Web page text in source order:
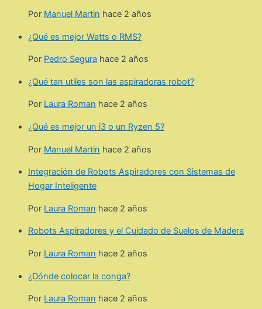
Por Manuel Martin hace 2 años
¿Qué es mejor Watts o RMS?
Por Pedro Segura hace 2 años
¿Qué tan utiles son las aspiradoras robot?
Por Laura Roman hace 2 años
¿Qué es mejor un i3 o un Ryzen 5?
Por Manuel Martin hace 2 años
Integración de Robots Aspiradores con Sistemas de
Hogar Inteligente
Por Laura Roman hace 2 años
Robots Aspiradores y el Cuidado de Suelos de Madera
Por Laura Roman hace 2 años
¿Dónde colocar la conga?
Por Laura Roman hace 2 años